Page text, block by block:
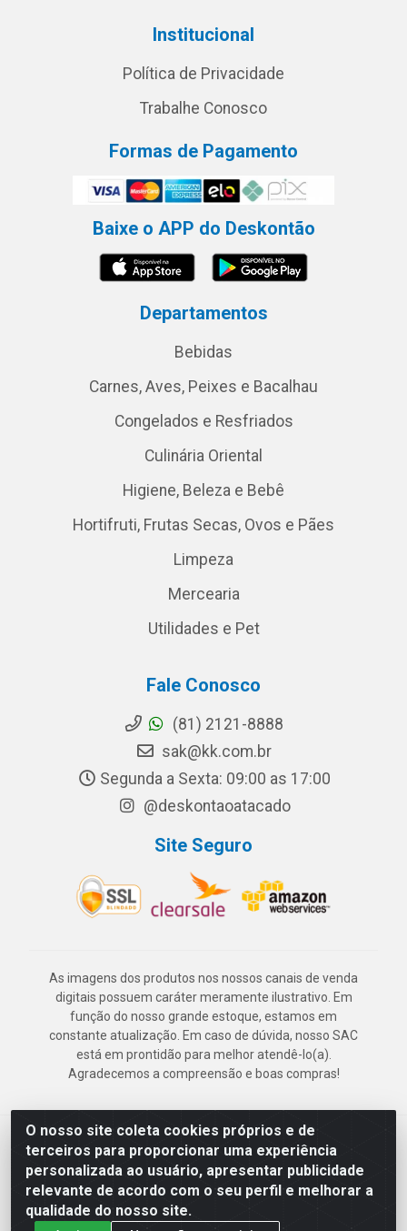
O nosso site coleta cookies próprios e de
terceiros para proporcionar uma experiência
personalizada ao usuário, apresentar publicidade
relevante de acordo com o seu perfil e melhorar a
qualidade do nosso site.
Institucional
Política de Privacidade
Trabalhe Conosco
Formas de Pagamento
Baixe o APP do Deskontão
Departamentos
Bebidas
Carnes, Aves, Peixes e Bacalhau
Congelados e Resfriados
Culinária Oriental
Higiene, Beleza e Bebê
Hortifruti, Frutas Secas, Ovos e Pães
Limpeza
Mercearia
Utilidades e Pet
Fale Conosco
(81) 2121-8888
sak@kk.com.br
Segunda a Sexta: 09:00 as 17:00
@deskontaoatacado
Site Seguro
As imagens dos produtos nos nossos canais de venda
digitais possuem caráter meramente ilustrativo. Em
função do nosso grande estoque, estamos em
constante atualização. Em caso de dúvida, nosso SAC
está em prontidão para melhor atendê-lo(a).
Agradecemos a compreensão e boas compras!
Deskontão Atacado - Av. Marechal Mascarenhas de Morais, 2471 -
Imbiribeira - Recife/PE - CEP 51.150-001 - CNPJ 24.150.377/0003-
57